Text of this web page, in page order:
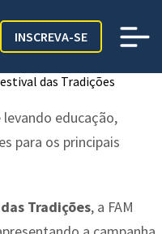
INSCREVA-SE
das Tradições
levando educação,
para os principais
Tradições, a FAM